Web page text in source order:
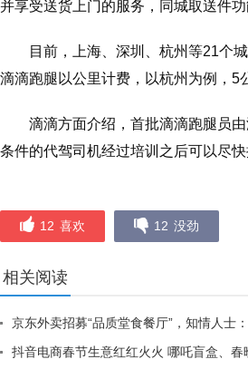
并享受送货上门的服务，同城取送件功
目前，上海、深圳、杭州等21个
滴滴跑腿以公里计费，以杭州为例，
滴滴方面介绍，首批滴滴跑腿员
条件的代驾司机经过培训之后可以尽
12 喜欢 12 没劲
相关阅读
京东外卖招募“品质堂食餐厅”，知情人士
抖音电商春节生意红红火火 哪吒盲盒、春